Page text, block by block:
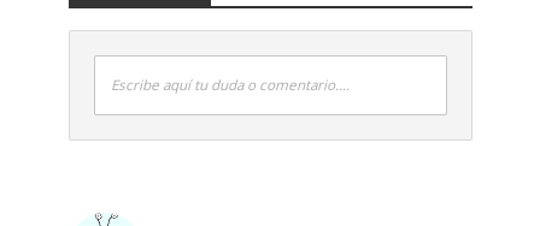
Escribe aquí tu duda o comentario....